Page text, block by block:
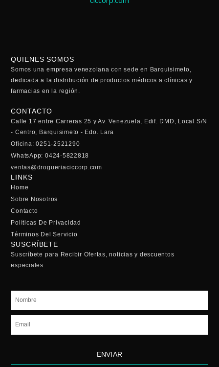
QUIENES SOMOS
Somos una empresa venezolana con sede en Barquisimeto,
dedicada a la distribución de productos médicos a clínicas y
farmacias en la región.
CONTACTO
Calle 17 entre Carreras 25 y Av. Venezuela, Edif. DMD, Local S/N
- Centro, Barquisimeto - Edo. Lara
Oficina: 0251-2521290
WhatsApp: 0424-5822818
ventas@drogueriaciccorp.com
LINKS
Home
Sobre Nosotros
Contacto
Políticas De Privacidad
Términos Del Servicio
SUSCRÍBETE
Suscríbete para Recibir Ofertas, noticias y descuentos
especiales
Nombre
Email
ENVIAR